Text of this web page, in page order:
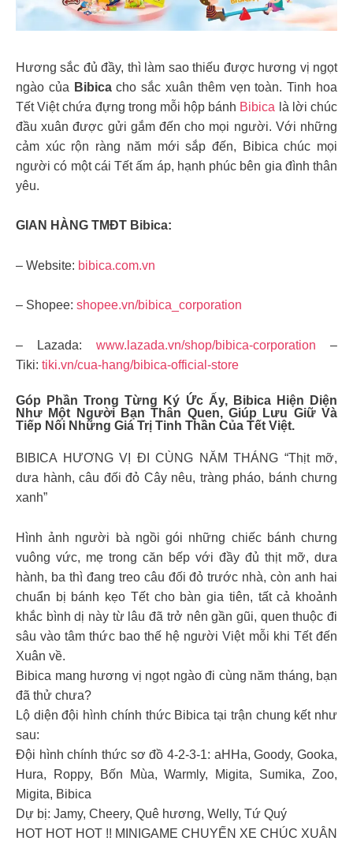
Hương sắc đủ đầy, thì làm sao thiếu được hương vị ngọt
ngào của Bibicacho sắc xuân thêm vẹn toàn. Tinh hoa
Tết Việt chứa đựng trong mỗi hộp bánh Bibica là lời chúc
đầu xuân được gửi gắm đến cho mọi người. Với những
cảm xúc rộn ràng năm mới sắp đến, Bibica chúc mọi
người có một cái Tết ấm áp, hạnh phúc bên gia đình thân
yêu.
GIAN HÀNG TMĐT Bibica:
– Website: bibica.com.vn
– Shopee: shopee.vn/bibica_corporation
– Lazada: www.lazada.vn/shop/bibica-corporation –
Tiki: tiki.vn/cua-hang/bibica-official-store
Góp Phần Trong Từng Ký Ức Ấy, Bibica Hiện Diện
Như Một Người Bạn Thân Quen, Giúp Lưu Giữ Và
Tiếp Nối Những Giá Trị Tinh Thần Của Tết Việt.
BIBICA HƯƠNG VỊ ĐI CÙNG NĂM THÁNG “Thịt mỡ,
dưa hành, câu đối đỏ Cây nêu, tràng pháo, bánh chưng
xanh”
Hình ảnh người bà ngồi gói những chiếc bánh chưng
vuông vức, mẹ trong căn bếp với đầy đủ thịt mỡ, dưa
hành, ba thì đang treo câu đối đỏ trước nhà, còn anh hai
chuẩn bị bánh kẹo Tết cho bàn gia tiên, tất cả khoảnh
khắc bình dị này từ lâu đã trở nên gần gũi, quen thuộc đi
sâu vào tâm thức bao thế hệ người Việt mỗi khi Tết đến
Xuân về.
Bibica mang hương vị ngọt ngào đi cùng năm tháng, bạn
đã thử chưa?
Lộ diện đội hình chính thức Bibica tại trận chung kết như
sau:
Đội hình chính thức sơ đồ 4-2-3-1: aHHa, Goody, Gooka,
Hura, Roppy, Bốn Mùa, Warmly, Migita, Sumika, Zoo,
Migita, Bibica
Dự bị: Jamy, Cheery, Quê hương, Welly, Tứ Quý
HOT HOT HOT !! MINIGAME CHUYẾN XE CHÚC XUÂN